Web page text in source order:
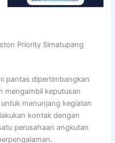
Priority Simatupang
pantas dipertimbangkan
mengambil keputusan
menunjang kegiatan
kontak dengan
perusahaan angkutan